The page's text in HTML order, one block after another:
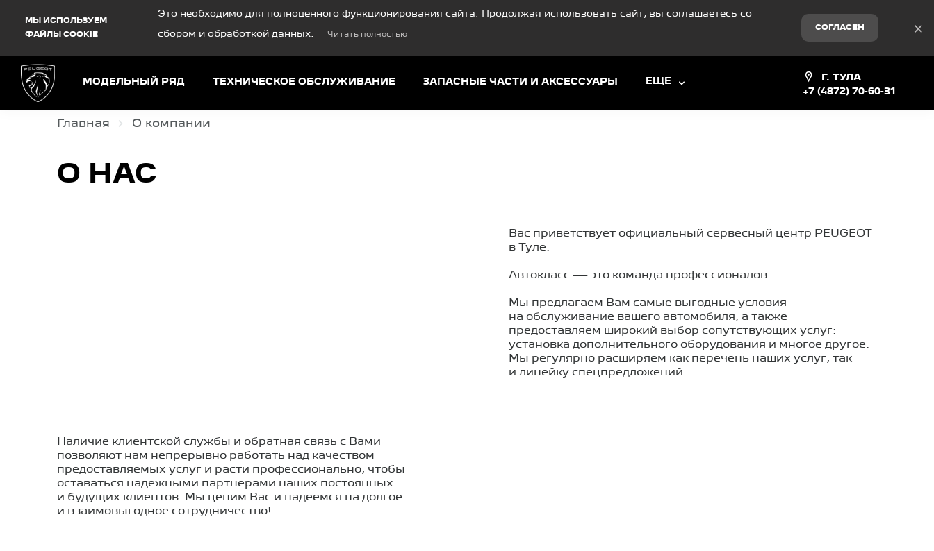
МЫ ИСПОЛЬЗУЕМ
ФАЙЛЫ COOKIE
Это необходимо для полноценного функционирования сайта. Продолжая использовать сайт, вы соглашаетесь со
сбором и обработкой данных. Читать полностью
СОГЛАСЕН ×
МОДЕЛЬНЫЙ РЯД ТЕХНИЧЕСКОЕ ОБСЛУЖИВАНИЕ ЗАПАСНЫЕ ЧАСТИ И АКСЕССУАРЫ ЕЩЕ
Г. ТУЛА
+7 (4872) 70-60-31
Главная О компании
О НАС
Вас приветствует официальный сервесный центр PEUGEOT
в Туле.
Автокласс — это команда профессионалов.
Мы предлагаем Вам самые выгодные условия
на обслуживание вашего автомобиля, а также
предоставляем широкий выбор сопутствующих услуг:
установка дополнительного оборудования и многое другое.
Мы регулярно расширяем как перечень наших услуг, так
и линейку спецпредложений.
Наличие клиентской службы и обратная связь с Вами
позволяют нам непрерывно работать над качеством
предоставляемых услуг и расти профессионально, чтобы
оставаться надежными партнерами наших постоянных
и будущих клиентов. Мы ценим Вас и надеемся на долгое
и взаимовыгодное сотрудничество!